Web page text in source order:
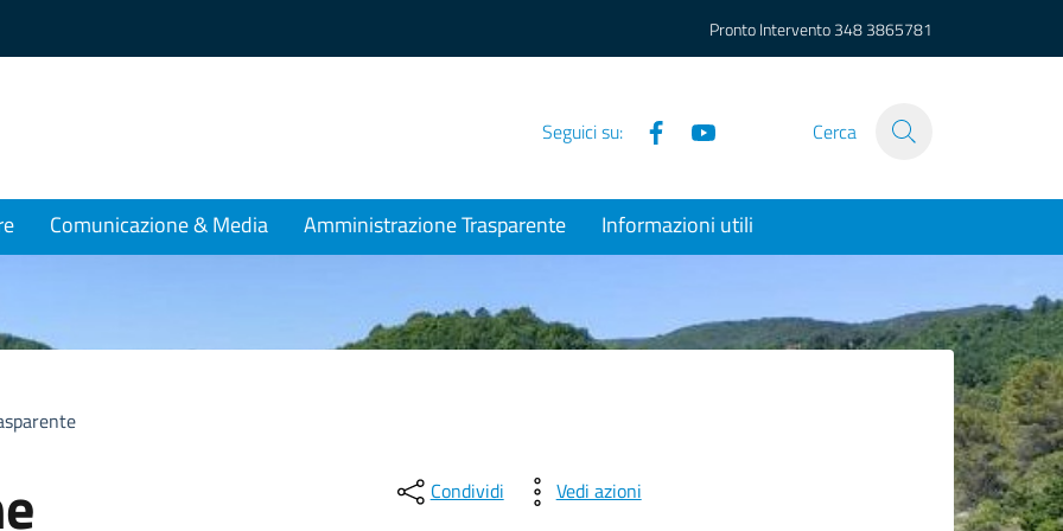
Pronto Intervento348 3865781
Seguici su: Facebook Cerca
Comunicazione & Media Amministrazione Trasparente Informazioni utili
Condividi Vedi azioni